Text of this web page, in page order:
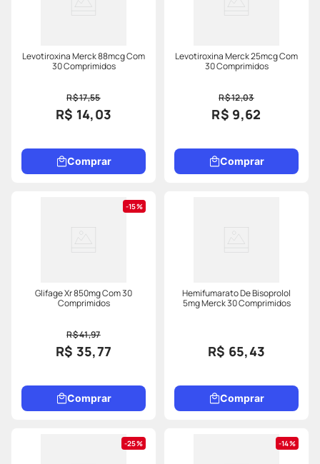
Levotiroxina Merck 88mcg Com
30 Comprimidos
R$ 17,55
R$ 14,03
Comprar
Levotiroxina Merck 25mcg Com
30 Comprimidos
R$ 12,03
R$ 9,62
Comprar
15%
Glifage Xr 850mg Com 30
Comprimidos
R$ 41,97
R$ 35,77
Comprar
Hemifumarato De Bisoprolol
5mg Merck 30 Comprimidos
R$ 65,43
Comprar
25% 14%